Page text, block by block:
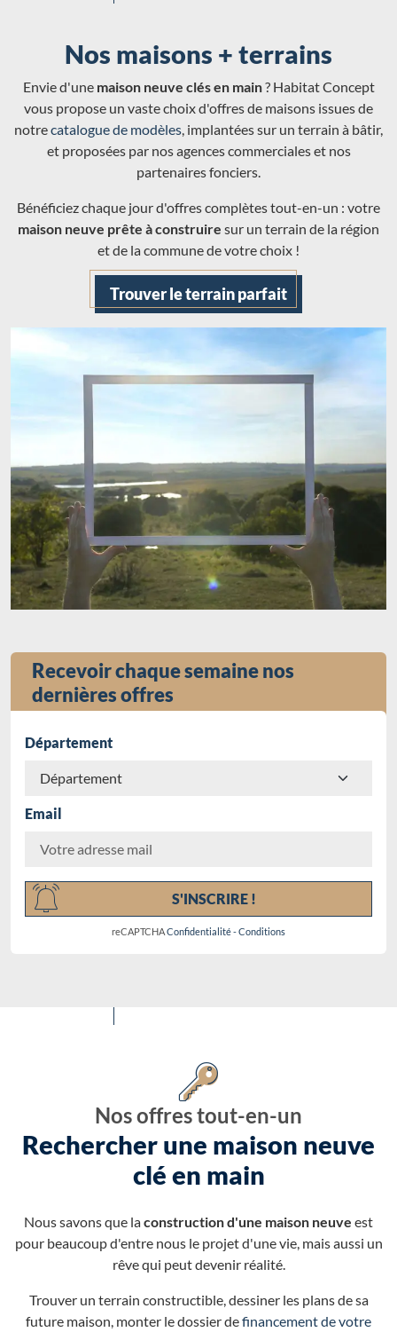
Nos maisons + terrains
Envie d'une maison neuve clés en main? Habitat Concept
vous propose un vaste choix d'offres de maisons issues de
notrecatalogue de modèles, implantées sur un terrain à bâtir,
et proposées par nos agences commerciales et nos
partenaires fonciers.
Bénéficiez chaque jour d'offres complètes tout-en-un : votre
maison neuve prête à construire sur un terrain de la région
et de la commune de votre choix !
Trouver le terrain parfait
Recevoir chaque semaine nos
dernières offres
Département
Email
S'INSCRIRE !
reCAPTCHAConfidentialité-Conditions
Nos offres tout-en-un
Rechercher une maison neuve
clé en main
Nous savons que laconstruction d'une maison neuve est
pour beaucoup d'entre nous le projet d'une vie, mais aussi un
rêve qui peut devenir réalité.
Trouver un terrain constructible, dessiner les plans de sa
future maison, monter le dossier definancement de votre